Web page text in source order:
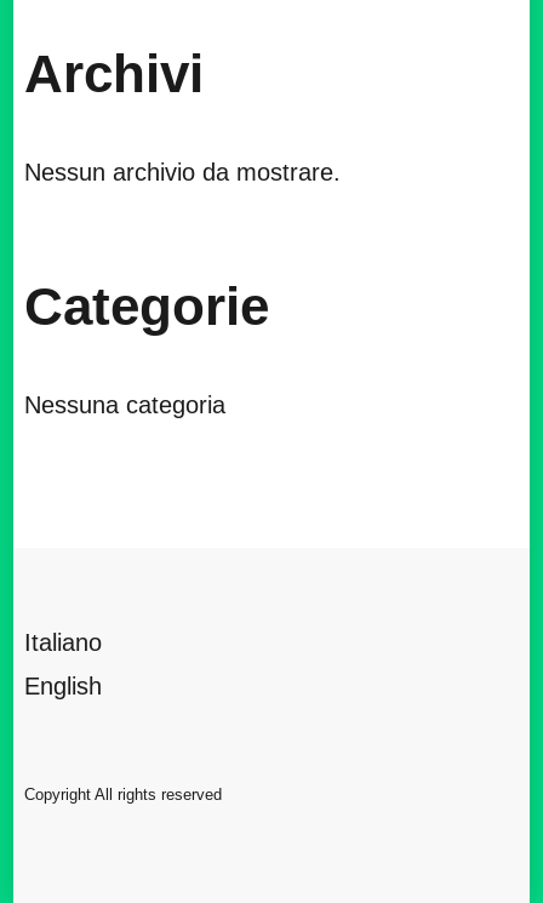
Archivi
Nessun archivio da mostrare.
Categorie
Nessuna categoria
Italiano
English
Copyright All rights reserved